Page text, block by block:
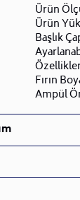
Ürün
Ürün
Başlık
Fırın
Ampül
sonra en